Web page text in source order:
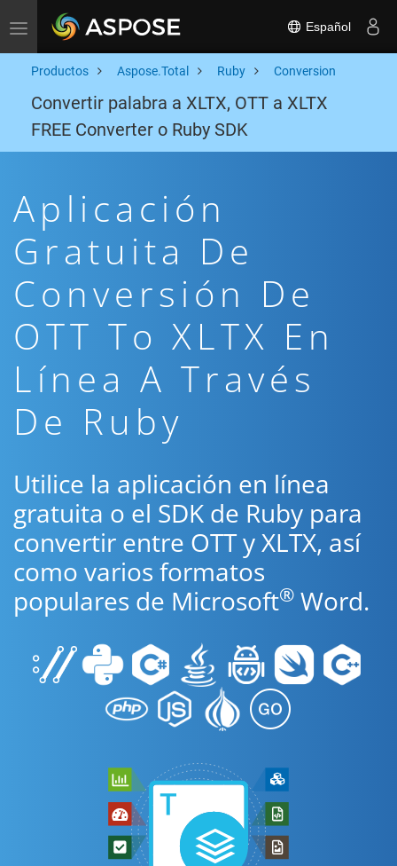
Toggle navigation Español
Productos Aspose.Total Ruby Conversion
Convertir palabra a XLTX, OTT a XLTX
FREE Converter o Ruby SDK
Aplicación
Gratuita De
Conversión De
OTT To XLTX En
Línea A Través
De Ruby
Utilice la aplicación en línea
gratuita o el SDK de Ruby para
convertir entre OTT y XLTX, así
como varios formatos
populares de Microsoft® Word.